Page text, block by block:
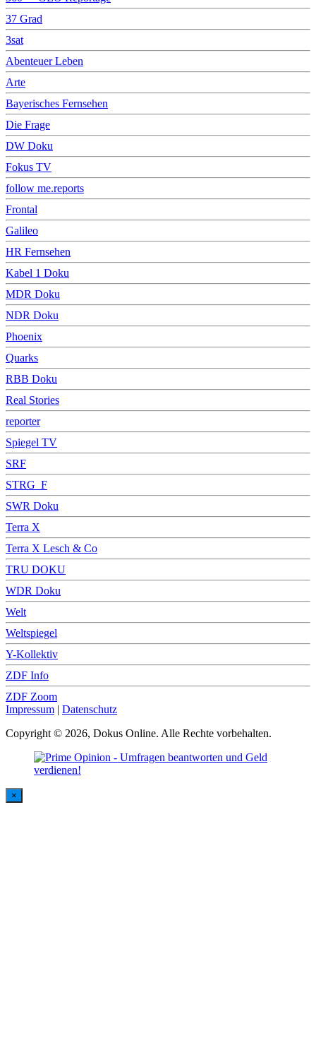
37 Grad
3sat
Abenteuer Leben
Arte
Bayerisches Fernsehen
Die Frage
DW Doku
Fokus TV
follow me.reports
Frontal
Galileo
HR Fernsehen
Kabel 1 Doku
MDR Doku
NDR Doku
Phoenix
Quarks
RBB Doku
Real Stories
reporter
Spiegel TV
SRF
STRG_F
SWR Doku
Terra X
Terra X Lesch & Co
TRU DOKU
WDR Doku
Welt
Weltspiegel
Y-Kollektiv
ZDF Info
ZDF Zoom
Impressum | Datenschutz
Copyright © 2026, Dokus Online. Alle Rechte vorbehalten.
×